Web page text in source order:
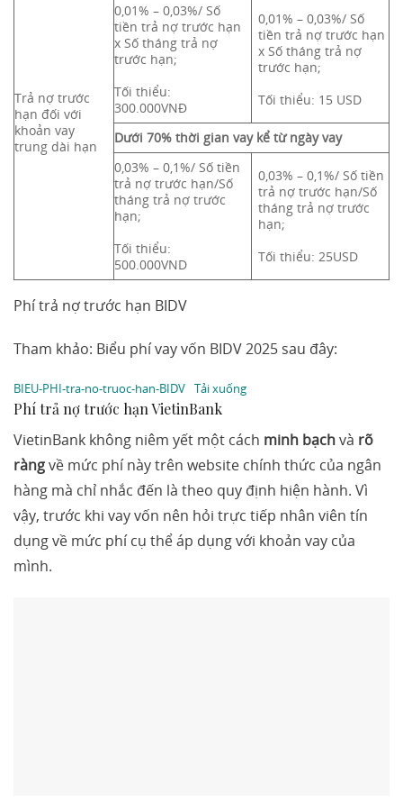
Trả nợ trước
hạn đối với
khoản vay
trung dài hạn
0,01% – 0,03%/ Số
tiền trả nợ trước hạn
x Số tháng trả nợ
trước hạn;
Tối thiểu:
300.000VNĐ
0,01% – 0,03%/ Số
tiền trả nợ trước hạn
x Số tháng trả nợ
trước hạn;
Tối thiểu: 15 USD
Dưới 70% thời gian vay kể từ ngày vay
0,03% – 0,1%/ Số tiền
trả nợ trước hạn/Số
tháng trả nợ trước
hạn;
Tối thiểu:
500.000VND
0,03% – 0,1%/ Số tiền
trả nợ trước hạn/Số
tháng trả nợ trước
hạn;
Tối thiểu: 25USD
Phí trả nợ trước hạn BIDV
Tham khảo: Biểu phí vay vốn BIDV 2025 sau đây:
BIEU-PHI-tra-no-truoc-han-BIDV Tải xuống
Phí trả nợ trước hạn VietinBank
VietinBank không niêm yết một cách minh bạchvà rõ
ràngvề mức phí này trên website chính thức của ngân
hàng mà chỉ nhắc đến là theo quy định hiện hành. Vì
vậy, trước khi vay vốn nên hỏi trực tiếp nhân viên tín
dụng về mức phí cụ thể áp dụng với khoản vay của
mình.